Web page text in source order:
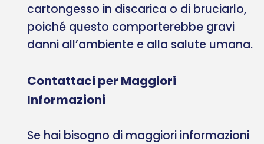
cartongesso in discarica o di bruciarlo,
poiché questo comporterebbe gravi
danni all’ambiente e alla salute umana.
Contattaci per Maggiori
Informazioni
Se hai bisogno di maggiori informazioni